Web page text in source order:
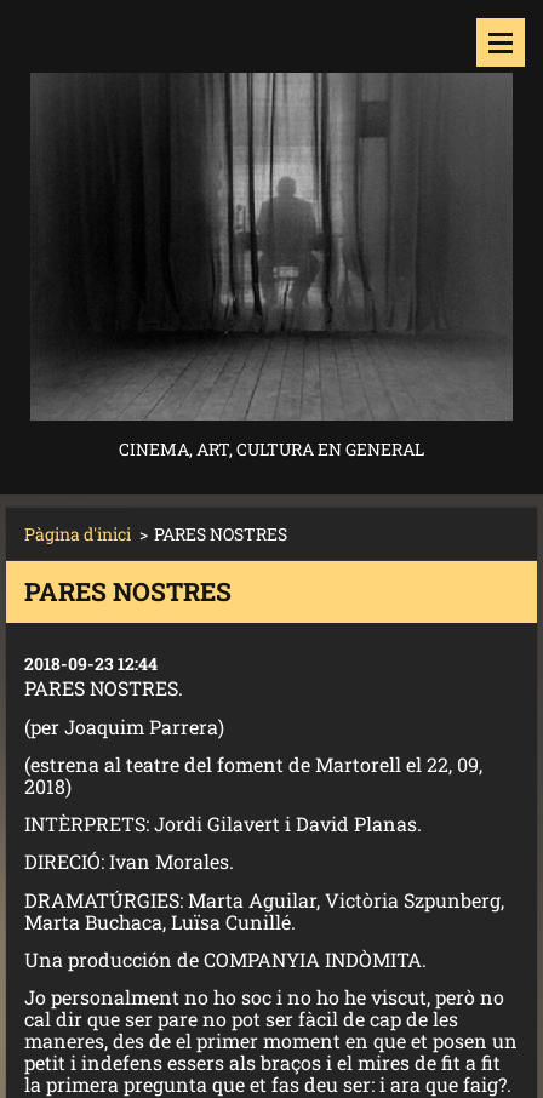
CINEMA, ART, CULTURA EN GENERAL
Pàgina d'inici > PARES NOSTRES
PARES NOSTRES
2018-09-23 12:44
PARES NOSTRES.
(per Joaquim Parrera)
(estrena al teatre del foment de Martorell el 22, 09,
2018)
INTÈRPRETS: Jordi Gilavert i David Planas.
DIRECIÓ: Ivan Morales.
DRAMATÚRGIES: Marta Aguilar, Victòria Szpunberg,
Marta Buchaca, Luïsa Cunillé.
Una producción de COMPANYIA INDÒMITA.
Jo personalment no ho soci no ho he viscut, però no
cal dir que ser pare no pot ser fàcil de cap de les
maneres, des de el primer moment en que et posen un
petit i indefens essers als braços i el mires de fit a fit
la primera pregunta que et fas deu ser: i ara que faig?.